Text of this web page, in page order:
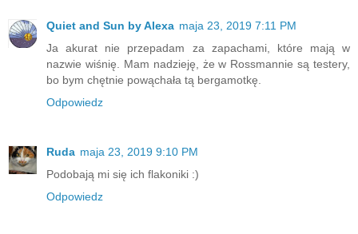
Quiet and Sun by Alexa maja 23, 2019 7:11 PM
Ja akurat nie przepadam za zapachami, które mają w
nazwie wiśnię. Mam nadzieję, że w Rossmannie są testery,
bo bym chętnie powąchała tą bergamotkę.
Odpowiedz
Ruda maja 23, 2019 9:10 PM
Podobają mi się ich flakoniki :)
Odpowiedz